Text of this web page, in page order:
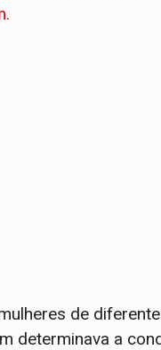
de
determinava a